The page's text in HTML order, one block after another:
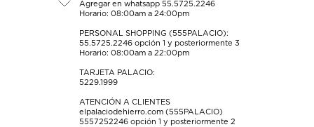
Agregar en whatsapp 55.5725.2246
Horario: 08:00am a 24:00pm
PERSONAL SHOPPING (555PALACIO):
55.5725.2246 opción 1 y posteriormente 3
Horario: 08:00am a 22:00pm
TARJETA PALACIO:
5229.1999
ATENCIÓN A CLIENTES
elpalaciodehierro.com (555PALACIO)
5557252246 opción 1 y posteriormente 2